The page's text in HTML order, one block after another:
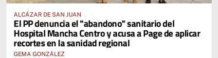
ALCÁZAR DE SAN JUAN
El PP denuncia el "abandono" sanitario del
Hospital Mancha Centro y acusa a Page de aplicar
recortes en la sanidad regional
GEMA GONZÁLEZ